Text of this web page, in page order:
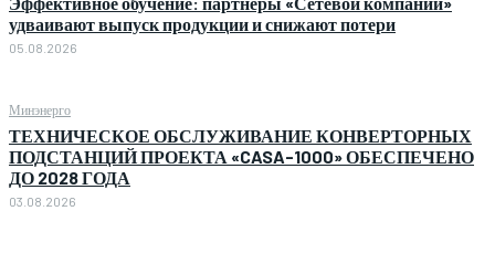
удваивают выпуск продукции и снижают потери
05.08.2026
Минэнерго
ТЕХНИЧЕСКОЕ ОБСЛУЖИВАНИЕ КОНВЕРТОРНЫХ
ПОДСТАНЦИЙ ПРОЕКТА «CASA-1000» ОБЕСПЕЧЕНО
ДО 2028 ГОДА
03.08.2026